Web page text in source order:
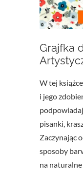
Grajfka
W tej
i jego
pisanki,
Zaczynając
sposoby
na